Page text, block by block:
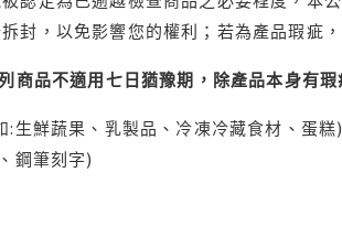
封，以免影響您的權利；若為產品瑕疵
品不適用七日猶豫期，除產品本身有瑕
生鮮蔬果、乳製品、冷凍冷藏食材、蛋糕)
鋼筆刻字)